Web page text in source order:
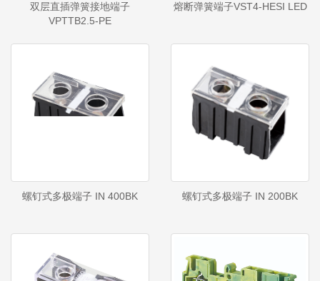
双层直插弹簧接地端子
VPTTB2.5-PE
熔断弹簧端子VST4-HESI LED
螺钉式多极端子 IN 400BK 螺钉式多极端子 IN 200BK